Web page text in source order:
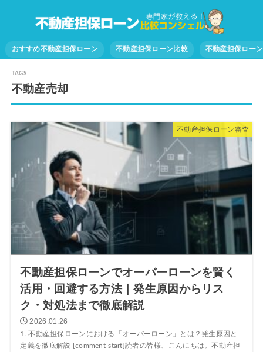
おすすめ不動産担保ローン 不動産担保ローン比較 不動産担保ロー
不動産売却
不動産担保ローン審査
不動産担保ローンでオーバーローンを賢く
活用・回避する方法｜発生原因からリス
ク・対処法まで徹底解説
2026.01.26
1. 不動産担保ローンにおける「オーバーローン」とは？発生原因と
定義を徹底解説 [comment-start]読者の皆様、こんにちは。不動産担